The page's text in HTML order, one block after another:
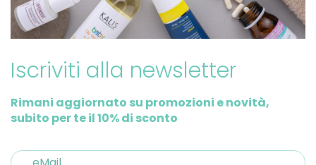
Iscriviti alla newsletter
Rimani aggiornato su promozioni e novità,
subito per te il 10% di sconto